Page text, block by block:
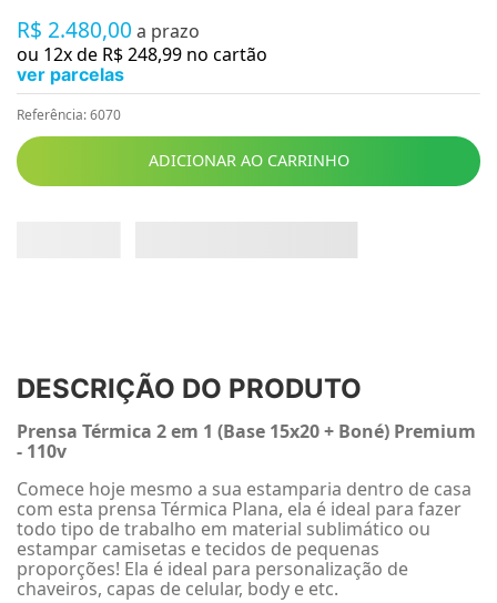
R$ 2.480,00 a prazo
ou 12x de R$248,99 no cartão
ver parcelas
Referência:6070
ADICIONAR AO CARRINHO
DESCRIÇÃO DO PRODUTO
Prensa Térmica 2 em 1 (Base 15x20 + Boné) Premium
- 110v
Comece hoje mesmo a sua estamparia dentro de casa
com esta prensa Térmica Plana, ela é ideal para fazer
todo tipo de trabalho em material sublimático ou
estampar camisetas e tecidos de pequenas
proporções! Ela é ideal para personalização de
chaveiros, capas de celular, body e etc.